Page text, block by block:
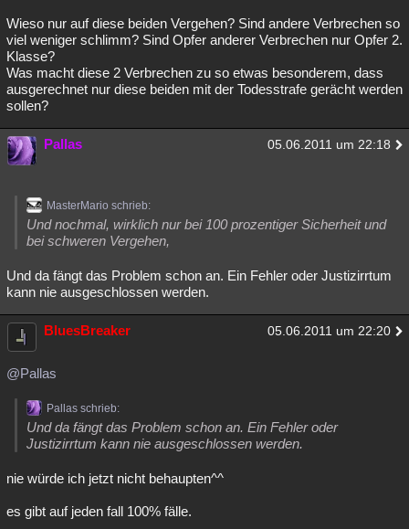
Wieso nur auf diese beiden Vergehen? Sind andere Verbrechen so
viel weniger schlimm? Sind Opfer anderer Verbrechen nur Opfer 2.
Klasse?
Was macht diese 2 Verbrechen zu so etwas besonderem, dass
ausgerechnet nur diese beiden mit der Todesstrafe gerächt werden
sollen?
Pallas 05.06.2011 um 22:18
MasterMario schrieb:
Und nochmal, wirklich nur bei 100 prozentiger Sicherheit und
bei schweren Vergehen,
Und da fängt das Problem schon an. Ein Fehler oder Justizirrtum
kann nie ausgeschlossen werden.
BluesBreaker 05.06.2011 um 22:20
@Pallas
Pallas schrieb:
Und da fängt das Problem schon an. Ein Fehler oder
Justizirrtum kann nie ausgeschlossen werden.
nie würde ich jetzt nicht behaupten^^
es gibt auf jeden fall 100% fälle.